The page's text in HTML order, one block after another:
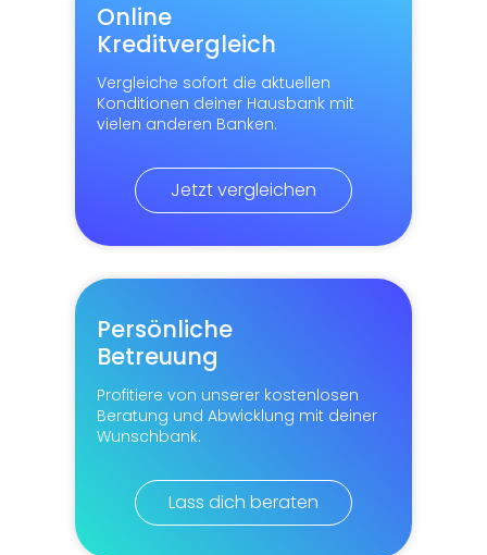
Online
Kreditvergleich
Vergleiche sofort die aktuellen
Konditionen deiner Hausbank mit
vielen anderen Banken.
Jetzt vergleichen
Persönliche
Betreuung
Profitiere von unserer kostenlosen
Beratung und Abwicklung mit deiner
Wunschbank.
Lass dich beraten